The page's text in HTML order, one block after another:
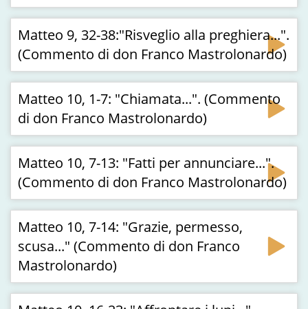
Matteo 9, 32-38:"Risveglio alla preghiera...".
(Commento di don Franco Mastrolonardo)
Matteo 10, 1-7: "Chiamata...". (Commento
di don Franco Mastrolonardo)
Matteo 10, 7-13: "Fatti per annunciare...".
(Commento di don Franco Mastrolonardo)
Matteo 10, 7-14: "Grazie, permesso,
scusa..." (Commento di don Franco
Mastrolonardo)